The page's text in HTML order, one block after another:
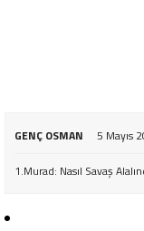
GENÇ OSMAN 5 Mayıs
1.Murad: Nasıl Savaş